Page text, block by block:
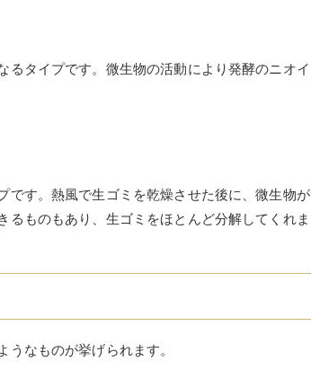
タイプです。微生物の活動により発酵のニオイ
です。熱風で生ゴミを乾燥させた後に、微生物が
ものもあり、生ゴミをほとんど分解してくれま
なものが挙げられます。